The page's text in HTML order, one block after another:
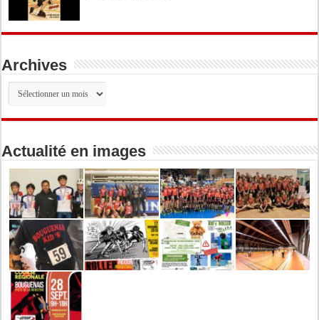
Archives
Archives
Actualité en images